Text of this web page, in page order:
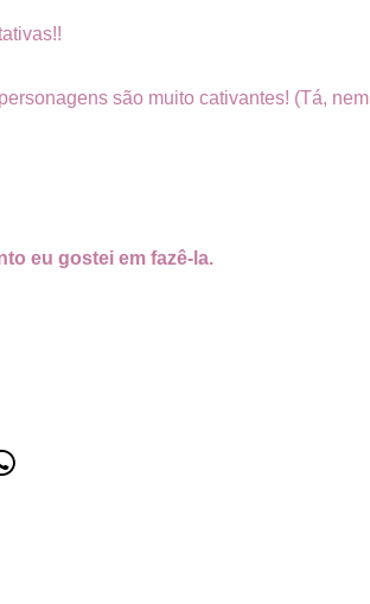
são muito cativantes! (Tá, nem
eu gostei em fazê-la.